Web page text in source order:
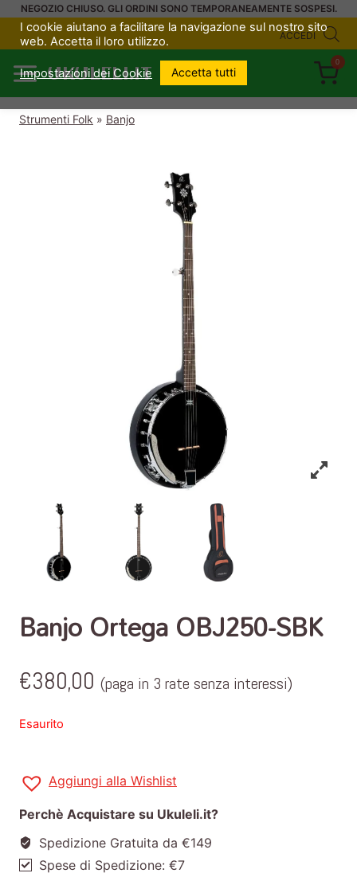
SaltaNEGOZIO CHIUSO. GLI ORDINI SONO TEMPORANEAMENTE SOSPESI.
ACCEDI
UKULELI.IT
0
Strumenti Folk » Banjo
Banjo Ortega OBJ250-SBK
€380,00 (paga in 3 rate senza interessi)
Esaurito
Aggiungi alla Wishlist
Perchè Acquistare su Ukuleli.it?
Spedizione Gratuita da €149
Spese di Spedizione: €7
I cookie aiutano a facilitare la navigazione sul nostro sito
web. Accetta il loro utilizzo.
Impostazioni dei Cookie Accetta tutti